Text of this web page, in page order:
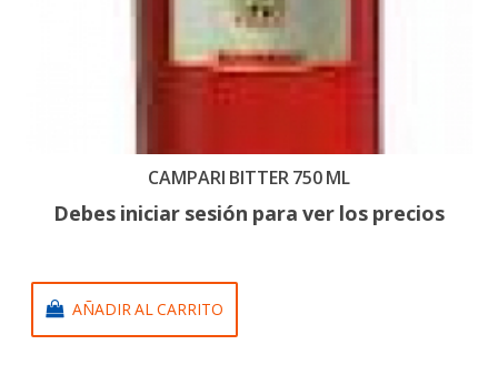
CAMPARI BITTER 750 ML
Debes iniciar sesión para ver los precios
AÑADIR AL CARRITO